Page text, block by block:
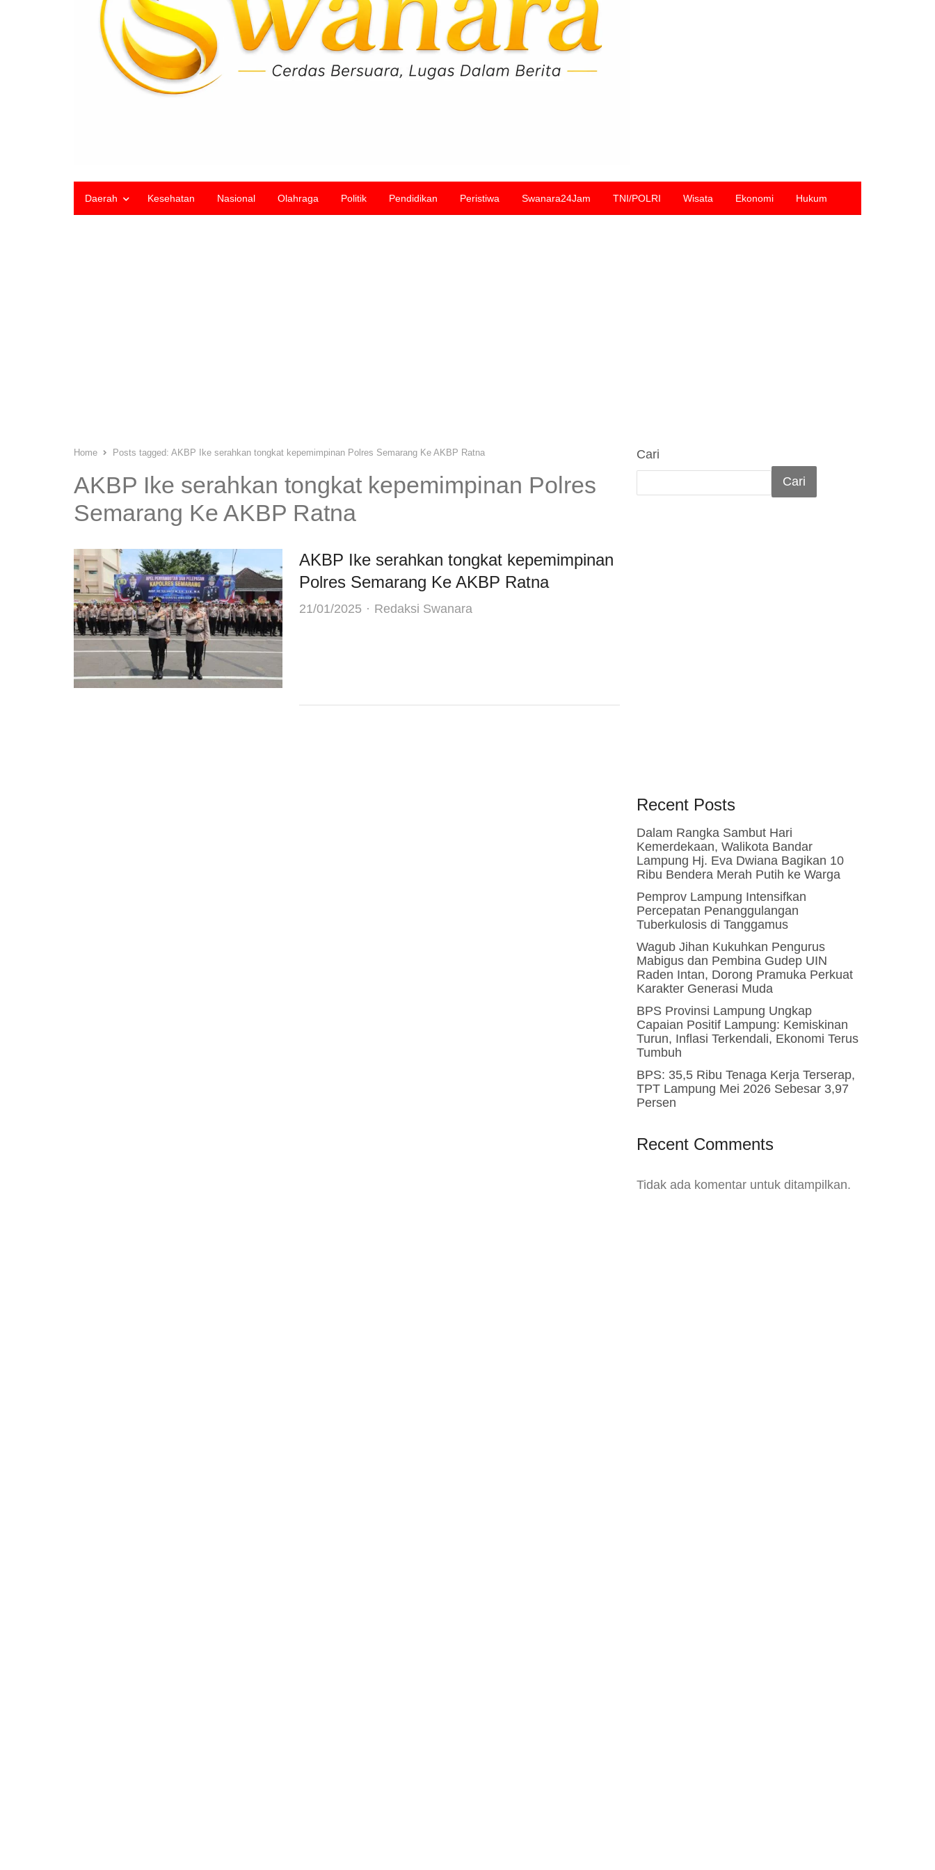
Daerah Kesehatan Nasional Olahraga Politik Pendidikan Peristiwa Swanara24Jam TNI/POLRI Wisata Ekonomi Hukum
Home Posts tagged: AKBP Ike serahkan tongkat kepemimpinan Polres Semarang Ke AKBP Ratna
AKBP Ike serahkan tongkat kepemimpinan Polres
Semarang Ke AKBP Ratna
AKBP Ike serahkan tongkat kepemimpinan
Polres Semarang Ke AKBP Ratna
21/01/2025 Author
Redaksi Swanara
Cari
Cari
Recent Posts
Dalam Rangka Sambut Hari
Kemerdekaan, Walikota Bandar
Lampung Hj. Eva Dwiana Bagikan 10
Ribu Bendera Merah Putih ke Warga
Pemprov Lampung Intensifkan
Percepatan Penanggulangan
Tuberkulosis di Tanggamus
Wagub Jihan Kukuhkan Pengurus
Mabigus dan Pembina Gudep UIN
Raden Intan, Dorong Pramuka Perkuat
Karakter Generasi Muda
BPS Provinsi Lampung Ungkap
Capaian Positif Lampung: Kemiskinan
Turun, Inflasi Terkendali, Ekonomi Terus
Tumbuh
BPS: 35,5 Ribu Tenaga Kerja Terserap,
TPT Lampung Mei 2026 Sebesar 3,97
Persen
Recent Comments
Tidak ada komentar untuk ditampilkan.